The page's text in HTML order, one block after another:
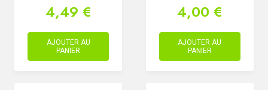
4,49 €
AJOUTER AU
PANIER
4,00 €
AJOUTER AU
PANIER